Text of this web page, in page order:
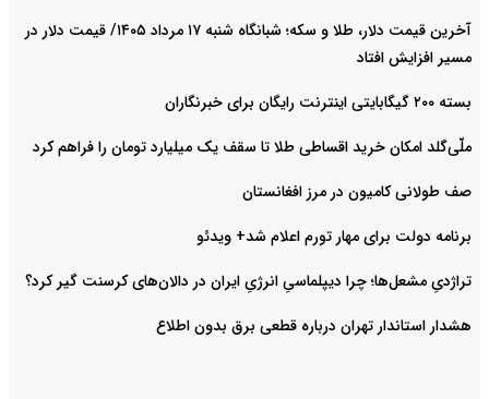
آخرین قیمت دلار، طلا و سکه؛ شبانگاه شنبه ۱۷ مرداد ۱۴۰۵/ قیمت دلار در
مسیر افزایش افتاد
بسته ۲۰۰ گیگابایتی اینترنت رایگان برای خبرنگاران
ملّی‌گلد امکان خرید اقساطی طلا تا سقف یک میلیارد تومان را فراهم کرد
صف طولانی کامیون در مرز افغانستان
برنامه دولت برای مهار تورم اعلام شد+ ویدئو
تراژدیِ مشعل‌ها؛ چرا دیپلماسیِ انرژیِ ایران در دالان‌های کرسنت گیر کرد؟
هشدار استاندار تهران درباره قطعی برق بدون اطلاع